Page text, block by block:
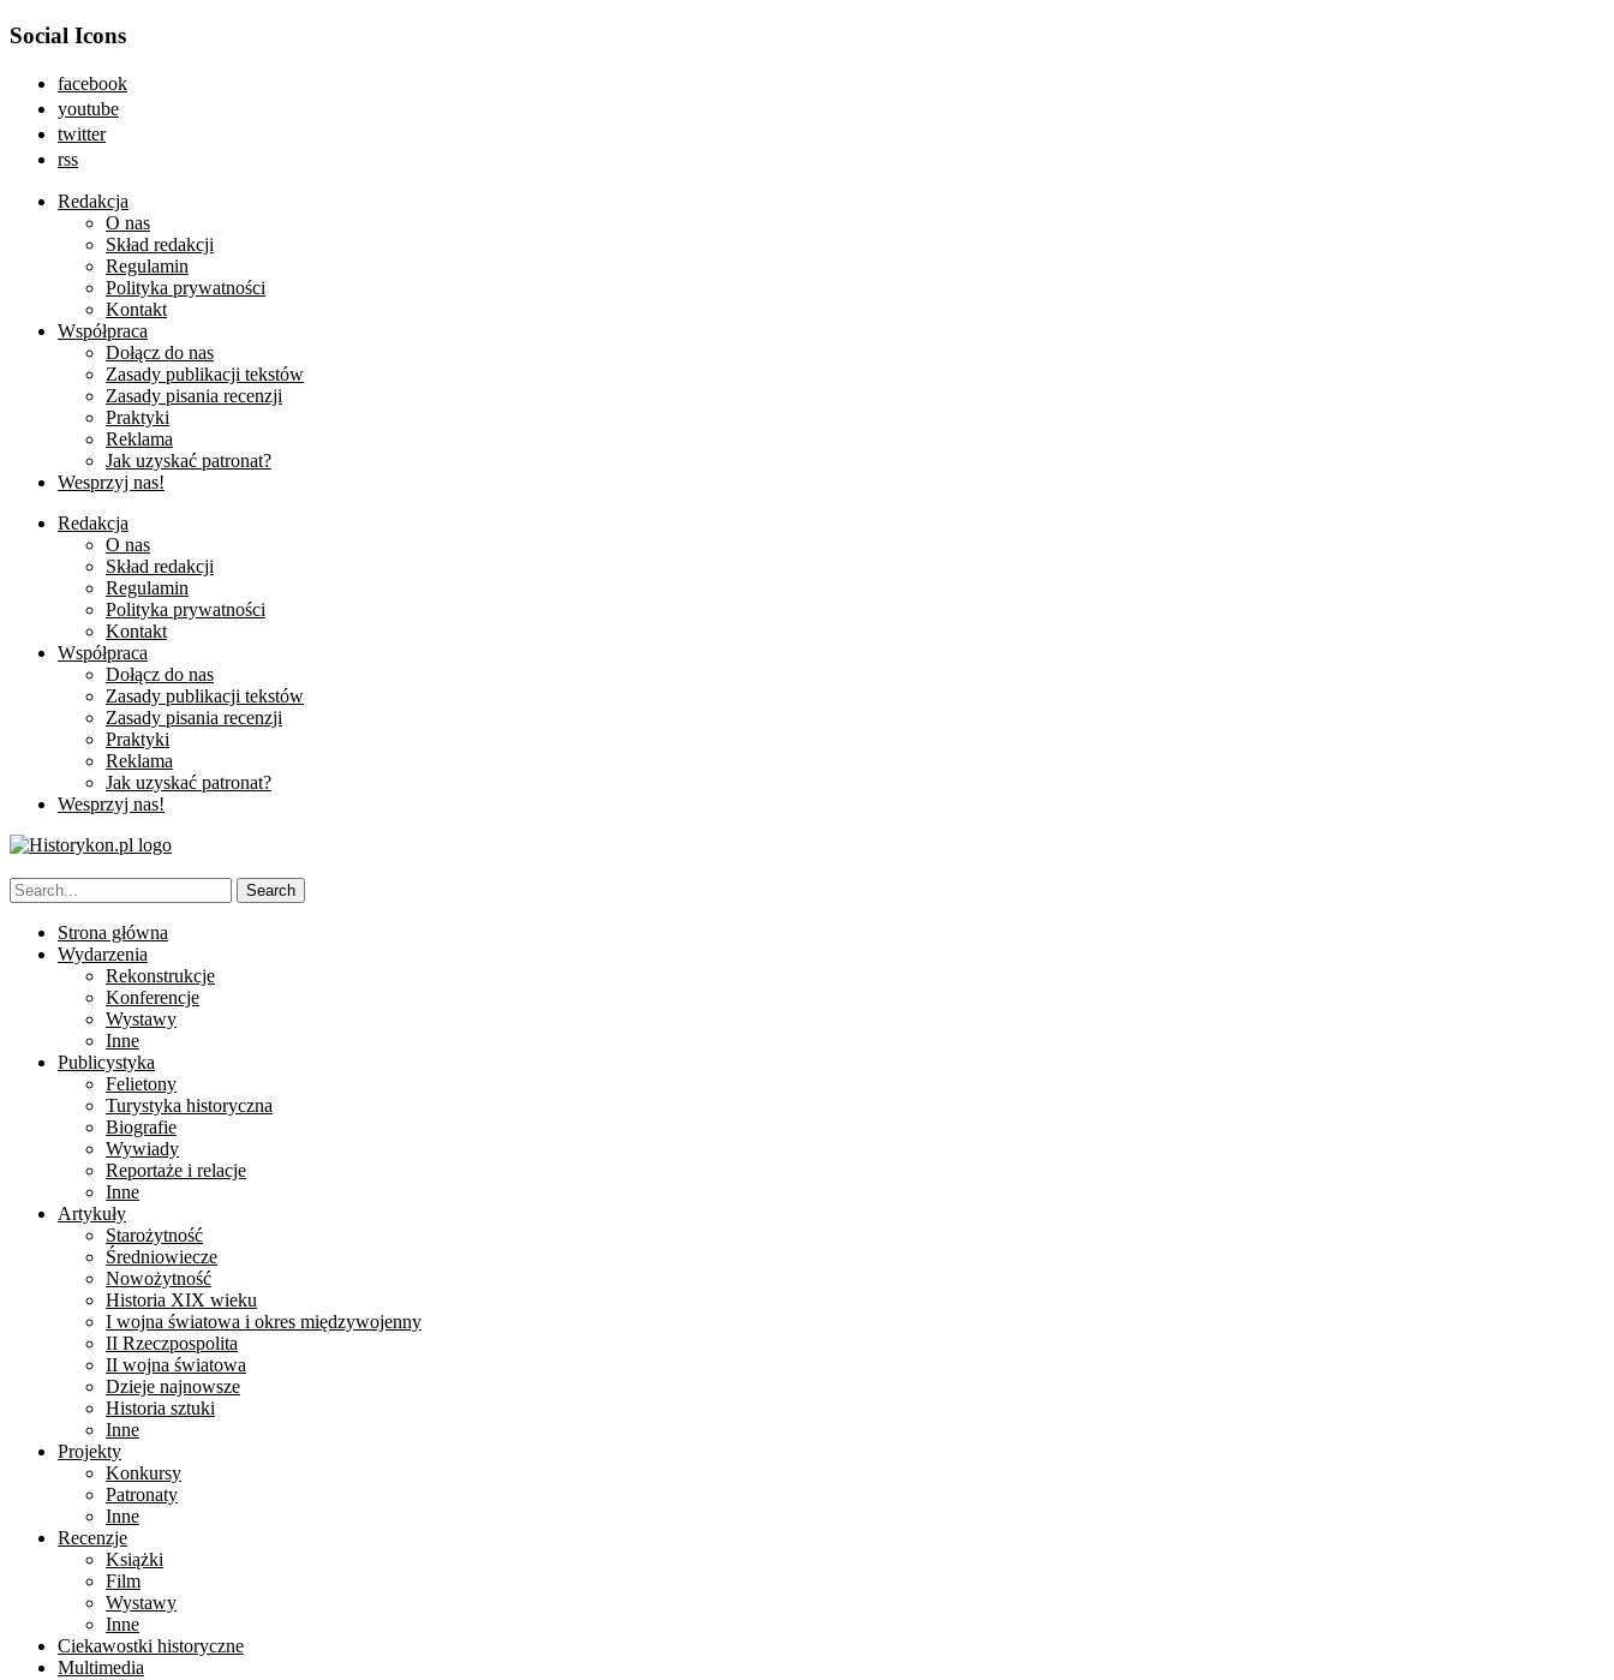
Social Icons
facebook
youtube
twitter
rss
Redakcja
O nas
Skład redakcji
Regulamin
Polityka prywatności
Kontakt
Współpraca
Dołącz do nas
Zasady publikacji tekstów
Zasady pisania recenzji
Praktyki
Reklama
Jak uzyskać patronat?
Wesprzyj nas!
Redakcja
O nas
Skład redakcji
Regulamin
Polityka prywatności
Kontakt
Współpraca
Dołącz do nas
Zasady publikacji tekstów
Zasady pisania recenzji
Praktyki
Reklama
Jak uzyskać patronat?
Wesprzyj nas!
Strona główna
Wydarzenia
Rekonstrukcje
Konferencje
Wystawy
Inne
Publicystyka
Felietony
Turystyka historyczna
Biografie
Wywiady
Reportaże i relacje
Inne
Artykuły
Starożytność
Średniowiecze
Nowożytność
Historia XIX wieku
I wojna światowa i okres międzywojenny
II Rzeczpospolita
II wojna światowa
Dzieje najnowsze
Historia sztuki
Inne
Projekty
Konkursy
Patronaty
Inne
Recenzje
Książki
Film
Wystawy
Inne
Ciekawostki historyczne
Multimedia